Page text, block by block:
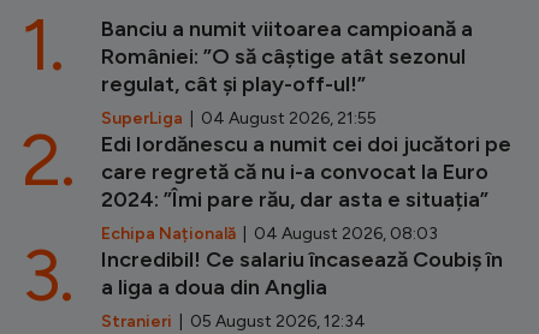
Banciu a numit viitoarea campioană a
României: ”O să câștige atât sezonul
regulat, cât și play-off-ul!”
SuperLiga | 04 August 2026, 21:55
1.
Edi Iordănescu a numit cei doi jucători pe
care regretă că nu i-a convocat la Euro
2024: ”Îmi pare rău, dar asta e situația”
Echipa Națională | 04 August 2026, 08:03
2.
Incredibil! Ce salariu încasează Coubiș în
a liga a doua din Anglia
Stranieri | 05 August 2026, 12:34
3.